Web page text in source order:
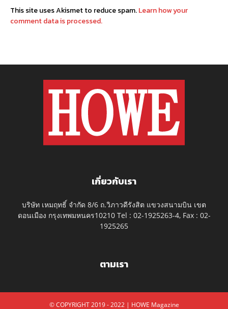
This site uses Akismet to reduce spam.Learn how your
comment data is processed.
เกี่ยวกับเรา
บริษัท เหมฤทธิ์ จำกัด 8/6 ถ.วิภาวดีรังสิต แขวงสนามบิน เขต
ดอนเมือง กรุงเทพมหนคร10210 Tel : 02-1925263-4, Fax : 02-
1925265
ตามเรา
© COPYRIGHT 2019 - 2022 | HOWE Magazine